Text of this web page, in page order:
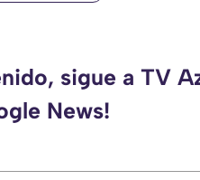
sigue a TV
News!